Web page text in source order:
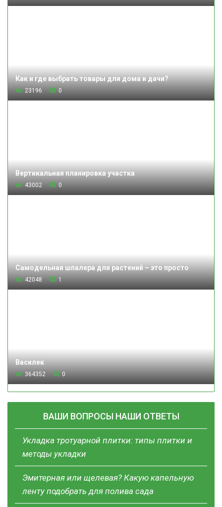
Как и где выбрать товары для дома и дачи?
23196 0
Вертикальная планировка участка
43002 0
Самодельная шпалера для растений – это просто
42048 1
Василек
364352 0
ВАШИ ВОПРОСЫ НАШИ ОТВЕТЫ
Укладка тротуарной плитки: типы плитки и
методы укладки
Эмитерная или щелевая? Какую капельную
ленту подобрать для полива сада